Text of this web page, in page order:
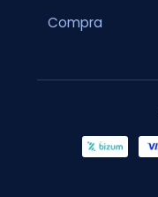
Compra